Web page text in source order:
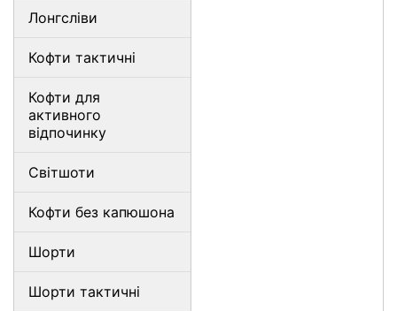
Лонгсліви
Кофти тактичні
Кофти для
активного
відпочинку
Світшоти
Кофти без капюшона
Шорти
Шорти тактичні